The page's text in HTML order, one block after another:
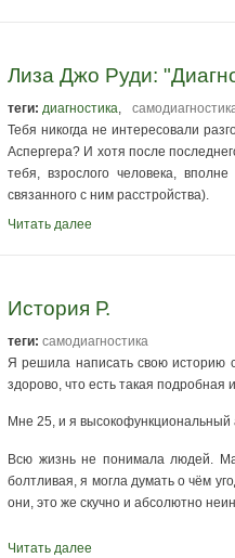
Лиза Джо Руди:
теги: диагностика
Тебя никогда не интересовали
Аспергера? И хотя после
тебя, взрослого человека,
связанного с ним расстройства).
Читать далее
История Р.
теги: самодиагностика
Я решила написать свою историю
здорово, что есть такая
Мне 25, и я высокофункциональный
Всю жизнь не понимала людей.
болтливая, я могла думать о чём
они, это же скучно и абсолютно
Читать далее